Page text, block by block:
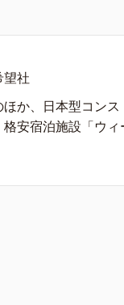
望社
ほか、日本型コン
格安宿泊施設「ウィ